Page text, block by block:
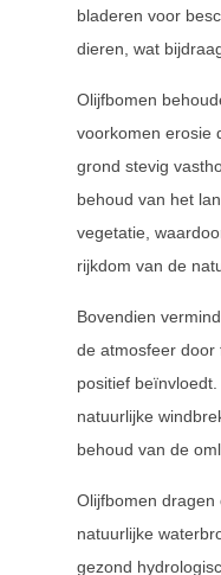
bladeren voor
dieren, wat
Olijfbomen
voorkomen erosie
grond stevig
behoud van het
vegetatie,
rijkdom van de
Bovendien
de atmosfeer door
positief
natuurlijke
behoud van de
Olijfbomen dragen
natuurlijke
gezond